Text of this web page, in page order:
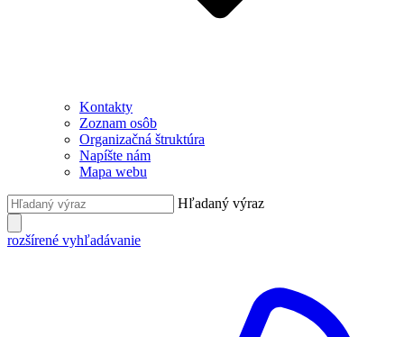
Kontakty
Zoznam osôb
Organizačná štruktúra
Napíšte nám
Mapa webu
Hľadaný výraz
rozšírené vyhľadávanie